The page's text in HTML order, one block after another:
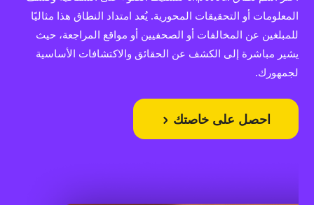
المعلومات أو التحقيقات المحورية. يُعد امتداد النطاق هذا مثاليًا
للمبلغين عن المخالفات أو الصحفيين أو مواقع المراجعة، حيث
يشير مباشرة إلى الكشف عن الحقائق والاكتشافات الأساسية
لجمهورك.
احصل على خاصتك